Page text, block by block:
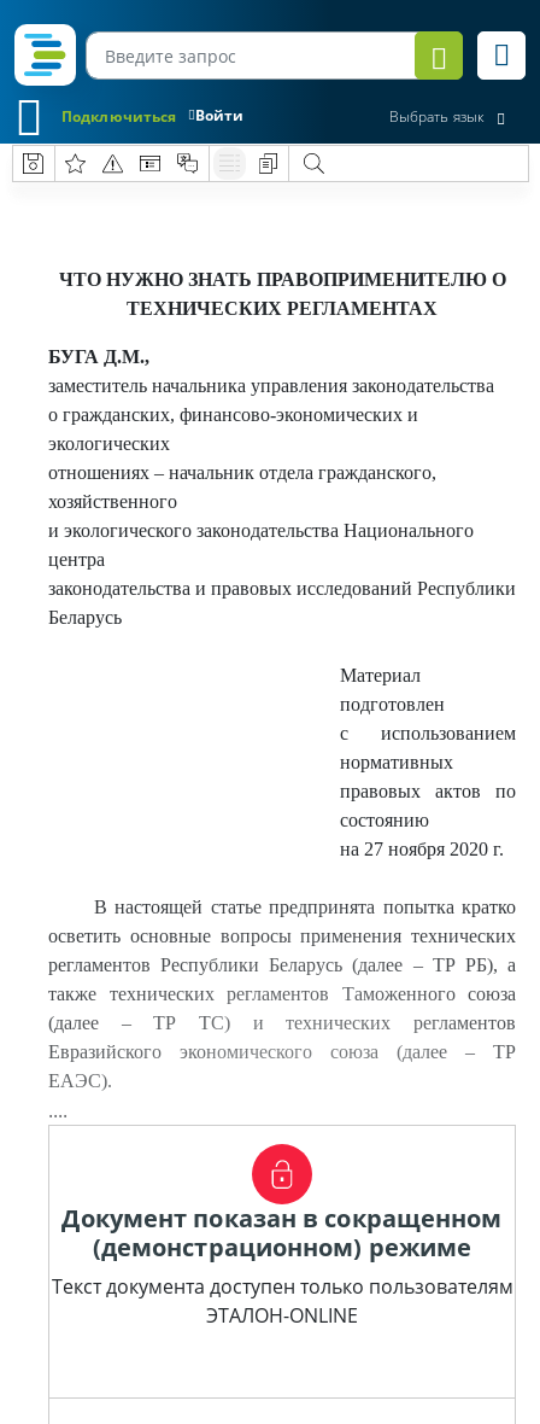
Войти
Подключиться Выбрать язык
ЧТО НУЖНО ЗНАТЬ ПРАВОПРИМЕНИТЕЛЮ О
ТЕХНИЧЕСКИХ РЕГЛАМЕНТАХ
БУГА Д.М.,
заместитель начальника управления законодательства
о гражданских, финансово-экономических и
экологических
отношениях – начальник отдела гражданского,
хозяйственного
и экологического законодательства Национального
центра
законодательства и правовых исследований Республики
Беларусь
Материал
подготовлен
с использованием
нормативных
правовых актов по
состоянию
на 27 ноября 2020 г.
В настоящей статье предпринята попытка кратко
осветить основные вопросы применения технических
регламентов Республики Беларусь (далее – ТР РБ), а
также технических регламентов Таможенного союза
(далее – ТР ТС) и технических регламентов
Евразийского экономического союза (далее – ТР
ЕАЭС).
....
Документ показан в сокращенном
(демонстрационном) режиме
Текст документа доступен только пользователям
ЭТАЛОН-ONLINE